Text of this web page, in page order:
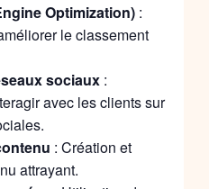
Optimization) :
le classement
sociaux :
avec les clients sur
: Création et
attrayant.